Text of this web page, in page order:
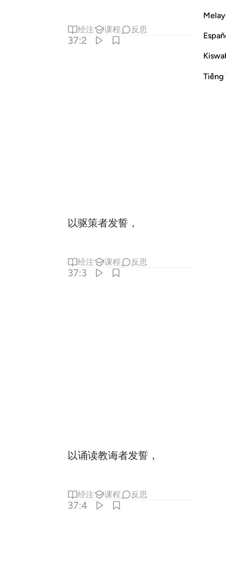
Tiếng
经注 课程 反思
37:2
以驱策者发誓，
经注 课程 反思
37:3
以诵读教诲者发誓，
经注 课程 反思
37:4